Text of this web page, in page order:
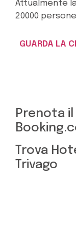
Attualmente
20000
GUARDA LA
Prenota
Trova
Trivago